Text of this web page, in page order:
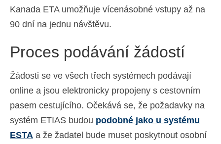
Kanada ETA umožňuje vícenásobné vstupy až na
90 dní na jednu návštěvu.
Proces podávání žádostí
Žádosti se ve všech třech systémech podávají
online a jsou elektronicky propojeny s cestovním
pasem cestujícího. Očekává se, že požadavky na
systém ETIAS budou podobné jako u systému
ESTA a že žadatel bude muset poskytnout osobní